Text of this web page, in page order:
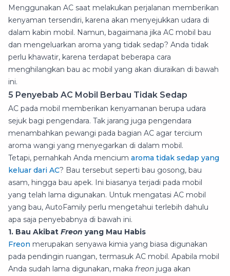
Menggunakan AC saat melakukan perjalanan memberikan
kenyaman tersendiri, karena akan menyejukkan udara di
dalam kabin mobil. Namun, bagaimana jika AC mobil bau
dan mengeluarkan aroma yang tidak sedap? Anda tidak
perlu khawatir, karena terdapat beberapa cara
menghilangkan bau ac mobil yang akan diuraikan di bawah
ini.
5 Penyebab AC Mobil Berbau Tidak Sedap
AC pada mobil memberikan kenyamanan berupa udara
sejuk bagi pengendara. Tak jarang juga pengendara
menambahkan pewangi pada bagian AC agar tercium
aroma wangi yang menyegarkan di dalam mobil.
Tetapi, pernahkah Anda mencium aroma tidak sedap yang
keluar dari AC? Bau tersebut seperti bau gosong, bau
asam, hingga bau apek. Ini biasanya terjadi pada mobil
yang telah lama digunakan. Untuk mengatasi AC mobil
yang bau, AutoFamily perlu mengetahui terlebih dahulu
apa saja penyebabnya di bawah ini.
1. Bau Akibat Freon yang Mau Habis
Freon merupakan senyawa kimia yang biasa digunakan
pada pendingin ruangan, termasuk AC mobil. Apabila mobil
Anda sudah lama digunakan, maka freon juga akan